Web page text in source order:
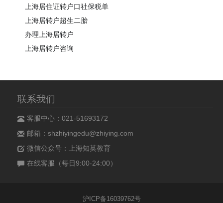
上海居住证转户口社保税单
上海居转户超生二胎
办理上海居转户
上海居转户咨询
联系我们
客服中心：021-51693172
邮箱：shzhiyingedu@zhiying.com
微信公众号：上海知英教育
在线客服（每日9:00-24:00）
沪ICP备16039762号